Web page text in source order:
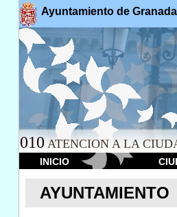
Ayuntamiento de Granada
010 ATENCION A LA
INICIO
AYUNTAMIENTO